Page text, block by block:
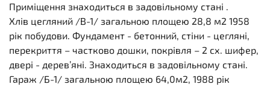
Приміщення знаходиться в задовільному стані .
Хлів цегляний /В-1/ загальною площею 28,8 м2 1958
рік побудови. Фундамент - бетонний, стіни - цегляні,
перекриття – частково дошки, покрівля – 2 сх. шифер,
двері - дерев’яні. Знаходиться в задовільному стані.
Гараж /Б-1/ загальною площею 64,0м2, 1988 рік